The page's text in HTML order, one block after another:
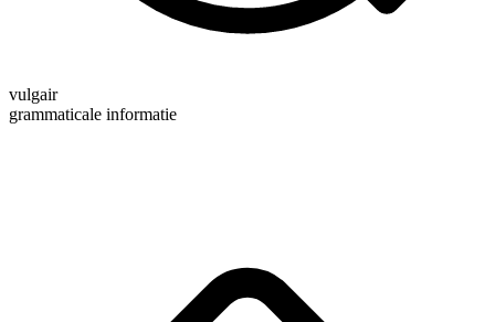
vulgair
grammaticale informatie